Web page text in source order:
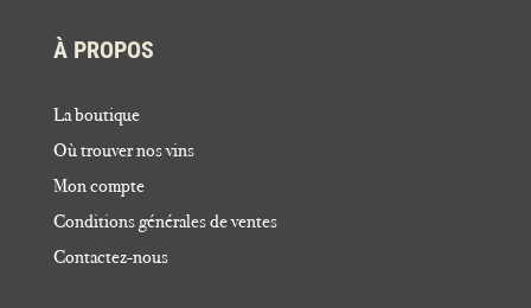
À PROPOS
La boutique
Où trouver nos vins
Mon compte
Conditions générales de ventes
Contactez-nous